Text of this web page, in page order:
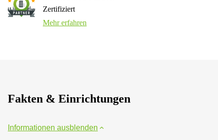
Zertifiziert
Mehr erfahren
Fakten & Einrichtungen
Informationen ausblenden